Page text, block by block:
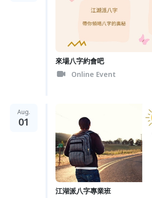
來場八字約會吧
Online Event
Aug.
01
江湖派八字專業班